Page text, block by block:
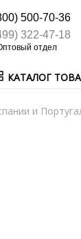
500-70-36
322-47-18
КАТАЛОГ
и